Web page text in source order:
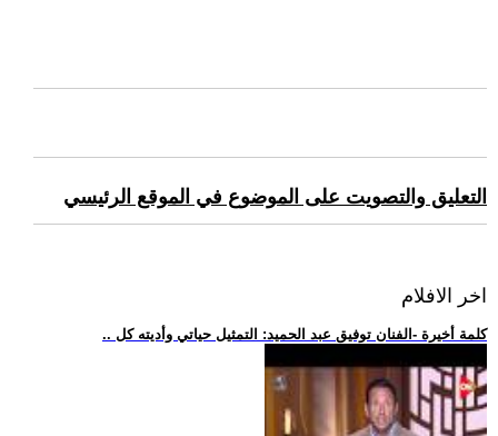
التعليق والتصويت على الموضوع في الموقع الرئيسي
اخر الافلام
.. كلمة أخيرة -الفنان توفيق عبد الحميد: التمثيل حياتي وأديته كل